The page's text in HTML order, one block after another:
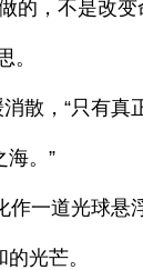
，不是改变
。
散，“只有真
海。”
一道光球悬
光芒。